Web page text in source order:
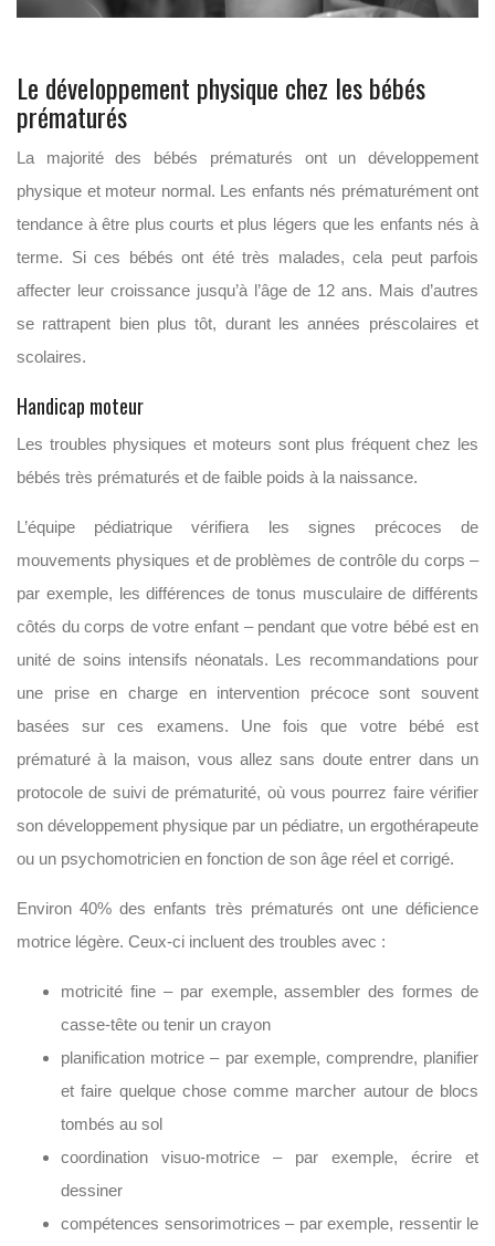
Le développement physique chez les bébés
prématurés
La majorité des bébés prématurés ont un développement
physique et moteur normal. Les enfants nés prématurément ont
tendance à être plus courts et plus légers que les enfants nés à
terme. Si ces bébés ont été très malades, cela peut parfois
affecter leur croissance jusqu’à l’âge de 12 ans. Mais d’autres
se rattrapent bien plus tôt, durant les années préscolaires et
scolaires.
Handicap moteur
Les troubles physiques et moteurs sont plus fréquent chez les
bébés très prématurés et de faible poids à la naissance.
L’équipe pédiatrique vérifiera les signes précoces de
mouvements physiques et de problèmes de contrôle du corps –
par exemple, les différences de tonus musculaire de différents
côtés du corps de votre enfant – pendant que votre bébé est en
unité de soins intensifs néonatals. Les recommandations pour
une prise en charge en intervention précoce sont souvent
basées sur ces examens. Une fois que votre bébé est
prématuré à la maison, vous allez sans doute entrer dans un
protocole de suivi de prématurité, où vous pourrez faire vérifier
son développement physique par un pédiatre, un ergothérapeute
ou un psychomotricien en fonction de son âge réel et corrigé.
Environ 40% des enfants très prématurés ont une déficience
motrice légère. Ceux-ci incluent des troubles avec :
motricité fine – par exemple, assembler des formes de
casse-tête ou tenir un crayon
planification motrice – par exemple, comprendre, planifier
et faire quelque chose comme marcher autour de blocs
tombés au sol
coordination visuo-motrice – par exemple, écrire et
dessiner
compétences sensorimotrices – par exemple, ressentir le